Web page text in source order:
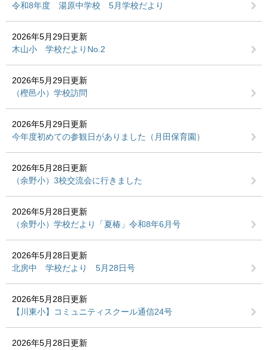
令和8年度 湯原中学校 5月学校だより
2026年5月29日更新
木山小 学校だよりNo.2
2026年5月29日更新
（樫邑小）学校訪問
2026年5月29日更新
今年度初めての参観日がありました（月田保育園）
2026年5月28日更新
（余野小）3校交流会に行きました
2026年5月28日更新
（余野小）学校だより「夏椿」令和8年6月号
2026年5月28日更新
北房中 学校だより 5月28日号
2026年5月28日更新
【川東小】コミュニティスクール通信24号
2026年5月28日更新